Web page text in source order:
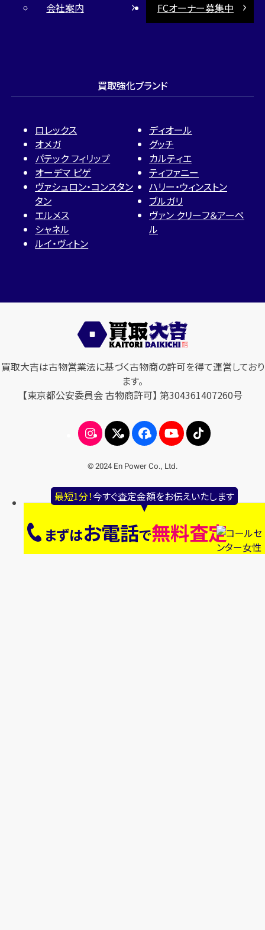
最短1分！今すぐ査定金額をお伝えいたします
まずはお電話で無料査定
会社案内
FCオーナー募集中
買取強化ブランド
ロレックス
オメガ
パテック フィリップ
オーデマ ピゲ
ヴァシュロン・コンスタン
タン
エルメス
シャネル
ルイ・ヴィトン
ディオール
グッチ
カルティエ
ティファニー
ハリー・ウィンストン
ブルガリ
ヴァン クリーフ＆アーペ
ル
買取大吉は古物営業法に基づく古物商の許可を得て運営しており
ます。
【東京都公安委員会 古物商許可】 第304361407260号
© 2024 En Power Co., Ltd.